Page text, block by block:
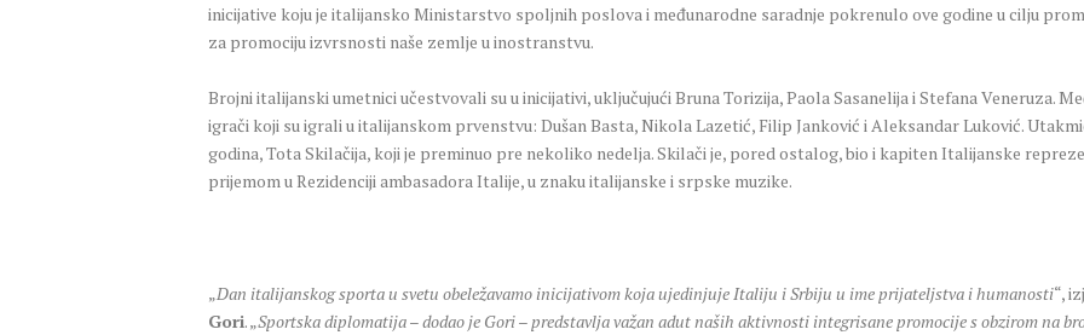
inicijative koju je italijansko Ministarstvo spoljnih poslova i međunarodne saradnje pokrenulo ove godine u cilju
za promociju izvrsnosti naše zemlje u inostranstvu.
Brojni italijanski umetnici učestvovali su u inicijativi, uključujući Bruna Torizija, Paola Sasanelija i Stefana Veneruza.
igrači koji su igrali u italijanskom prvenstvu: Dušan Basta, Nikola Lazetić, Filip Janković i Aleksandar Luković.
godina, Tota Skilačija, koji je preminuo pre nekoliko nedelja. Skilači je, pored ostalog, bio i kapiten Italijanske
prijemom u Rezidenciji ambasadora Italije, u znaku italijanske i srpske muzike.
„Dan italijanskog sporta u svetu obeležavamo inicijativom koja ujedinjuje Italiju i Srbiju u ime prijateljstva i humanosti“,
Gori. „Sportska diplomatija – dodao je Gori – predstavlja važan adut naših aktivnosti integrisane promocije s obzirom na